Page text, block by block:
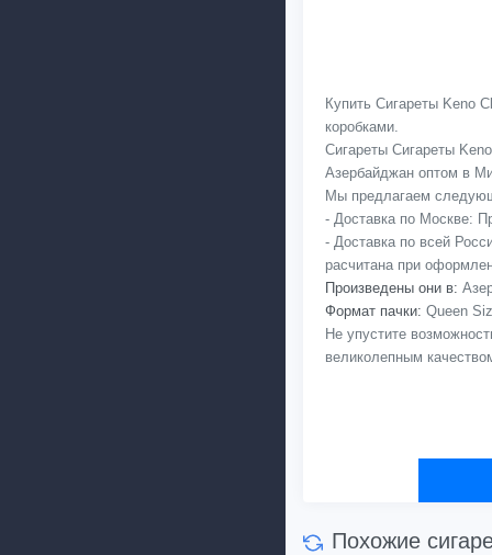
Купить Сигареты Keno
коробками.
Сигареты Сигареты
Азербайджан оптом в
Мы предлагаем
- Доставка по Москве:
- Доставка по всей
расчитана при
Произведены они в:
Формат пачки: Queen
Не упустите
великолепным
Похожие